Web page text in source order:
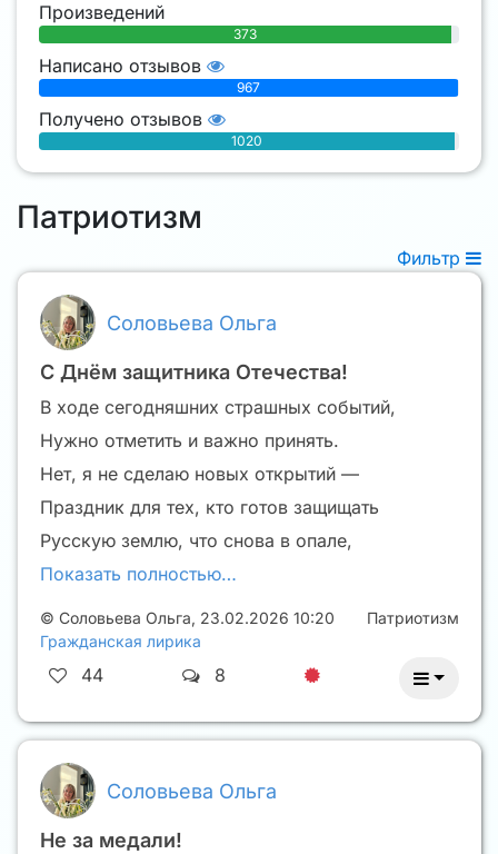
Патриотизм
Фильтр
Соловьева Ольга
С Днём защитника Отечества!
В ходе сегодняшних страшных событий,
Нужно отметить и важно принять.
Нет, я не сделаю новых открытий —
Праздник для тех, кто готов защищать
Русскую землю, что снова в опале,
Показать полностью…
© Соловьева Ольга, 23.02.2026 10:20
Гражданская лирика
Патриотизм
44 8
Соловьева Ольга
Не за медали!
Произведений
373
Написано отзывов
967
Получено отзывов
1020